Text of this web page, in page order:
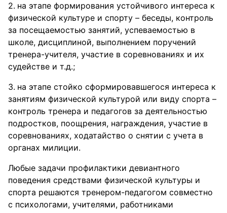
на этапе формирования устойчивого интереса к
физической культуре и спорту – беседы, контроль
за посещаемостью занятий, успеваемостью в
школе, дисциплиной, выполнением поручений
тренера-учителя, участие в соревнованиях и их
судействе и т.д.;
на этапе стойко сформировавшегося интереса к
занятиям физической культурой или виду спорта –
контроль тренера и педагогов за деятельностью
подростков, поощрения, награждения, участие в
соревнованиях, ходатайство о снятии с учета в
органах милиции.
Любые задачи профилактики девиантного
поведения средствами физической культуры и
спорта решаются тренером-педагогом совместно
с психологами, учителями, работниками